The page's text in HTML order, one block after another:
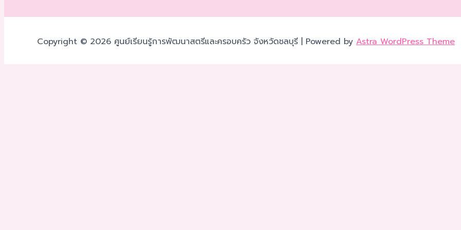
Copyright © 2026 ศูนย์เรียนรู้การพัฒนาสตรีและครอบครัว จังหวัดชลบุรี | Powered by Astra WordPress Theme